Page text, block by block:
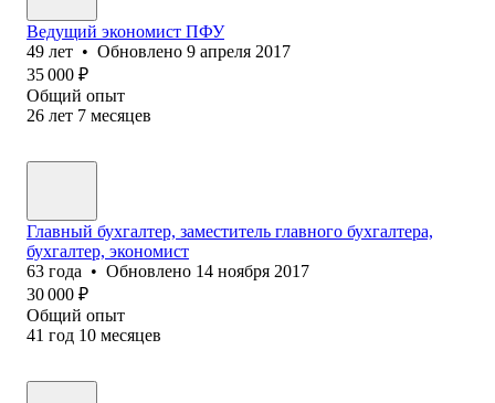
Ведущий экономист ПФУ
49 лет • Обновлено 9 апреля 2017
35 000 ₽
Общий опыт
26 лет 7 месяцев
Главный бухгалтер, заместитель главного бухгалтера,
бухгалтер, экономист
63 года • Обновлено 14 ноября 2017
30 000 ₽
Общий опыт
41 год 10 месяцев